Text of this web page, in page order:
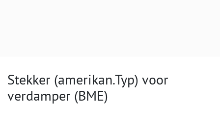
Stekker (amerikan.Typ) voor
verdamper (BME)